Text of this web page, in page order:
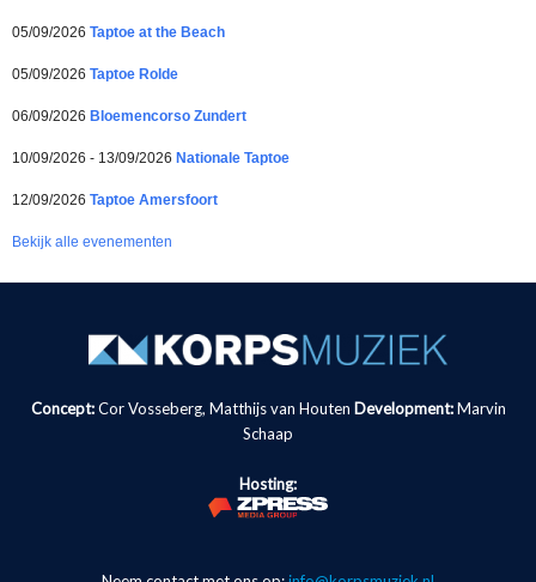
05/09/2026 Taptoe at the Beach
05/09/2026 Taptoe Rolde
06/09/2026 Bloemencorso Zundert
10/09/2026 - 13/09/2026 Nationale Taptoe
12/09/2026 Taptoe Amersfoort
Bekijk alle evenementen
Concept:Cor Vosseberg, Matthijs van Houten Development: Marvin
Schaap
Hosting: